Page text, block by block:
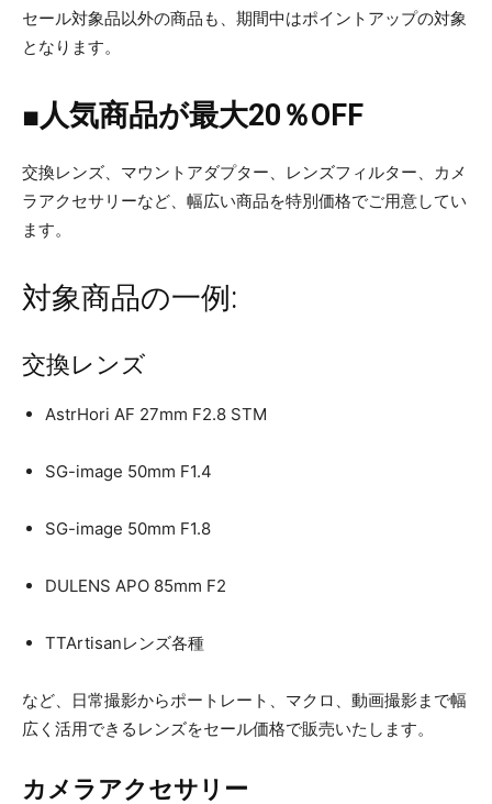
セール対象品以外の商品も、期間中はポイントアップの対象
となります。
■人気商品が最大20％OFF
交換レンズ、マウントアダプター、レンズフィルター、カメ
ラアクセサリーなど、幅広い商品を特別価格でご用意してい
ます。
対象商品の一例:
交換レンズ
AstrHori AF 27mm F2.8 STM
SG-image 50mm F1.4
SG-image 50mm F1.8
DULENS APO 85mm F2
TTArtisanレンズ各種
など、日常撮影からポートレート、マクロ、動画撮影まで幅
広く活用できるレンズをセール価格で販売いたします。
カメラアクセサリー